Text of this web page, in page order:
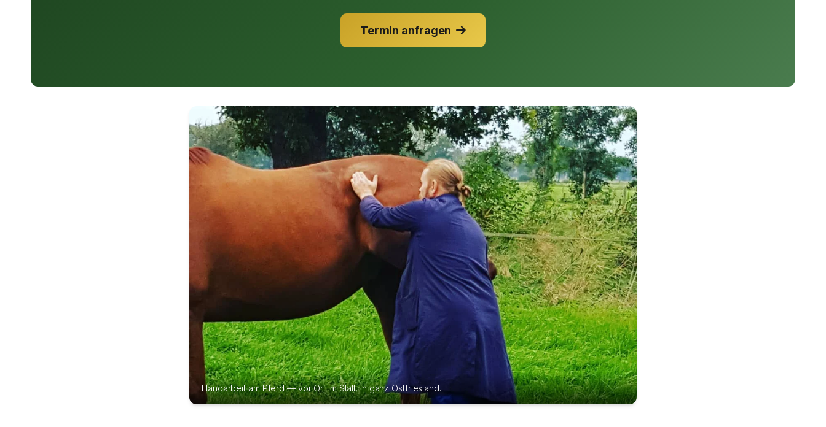
Termin anfragen
Handarbeit am Pferd — vor Ort im Stall, in ganz Ostfriesland.